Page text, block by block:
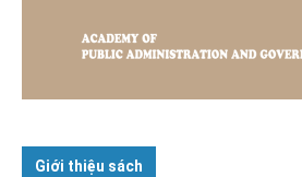
Giới thiệu sách